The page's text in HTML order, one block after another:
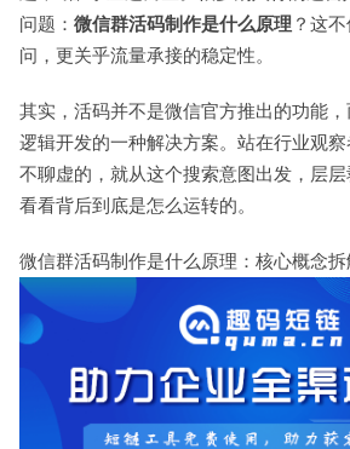
问题： 微信群活码制作是什么原理 ？这
问，更关乎流量承接的稳定性。
其实，活码并不是微信官方推出的功能
逻辑开发的一种解决方案。站在行业观
不聊虚的，就从这个搜索意图出发，层层
看看背后到底是怎么运转的。
微信群活码制作是什么原理：核心概念